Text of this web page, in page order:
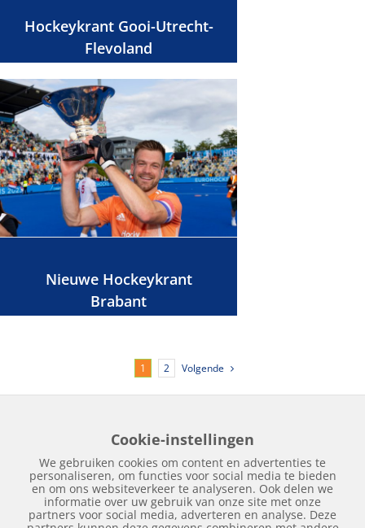
Hockeykrant Gooi-Utrecht-
Flevoland
Nieuwe Hockeykrant
Brabant
1 2 Volgende
Over Hockeykrant Adverteren
Nieuws
Archief
Cookie-instellingen
We gebruiken cookies om content en advertenties te
personaliseren, om functies voor social media te bieden
en om ons websiteverkeer te analyseren. Ook delen we
informatie over uw gebruik van onze site met onze
partners voor social media, adverteren en analyse. Deze